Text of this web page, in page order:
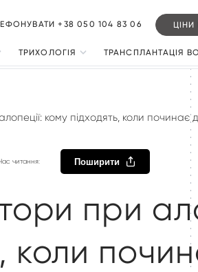
+38 050 104 83 06
ТРИХОЛОГІЯ
Випадіння волосся у дітей
Псоріаз шкіри голови
Плазмотерапія (PRP)
ТРАНСПЛАНТАЦІЯ
Пересадка волосся
Пересадка волосся
Пересадка
Пересадка без
Пересадка у зону
Пересадка брів
Пересадка бороди
кому підходять, коли починає
читання: Поширити
при
коли